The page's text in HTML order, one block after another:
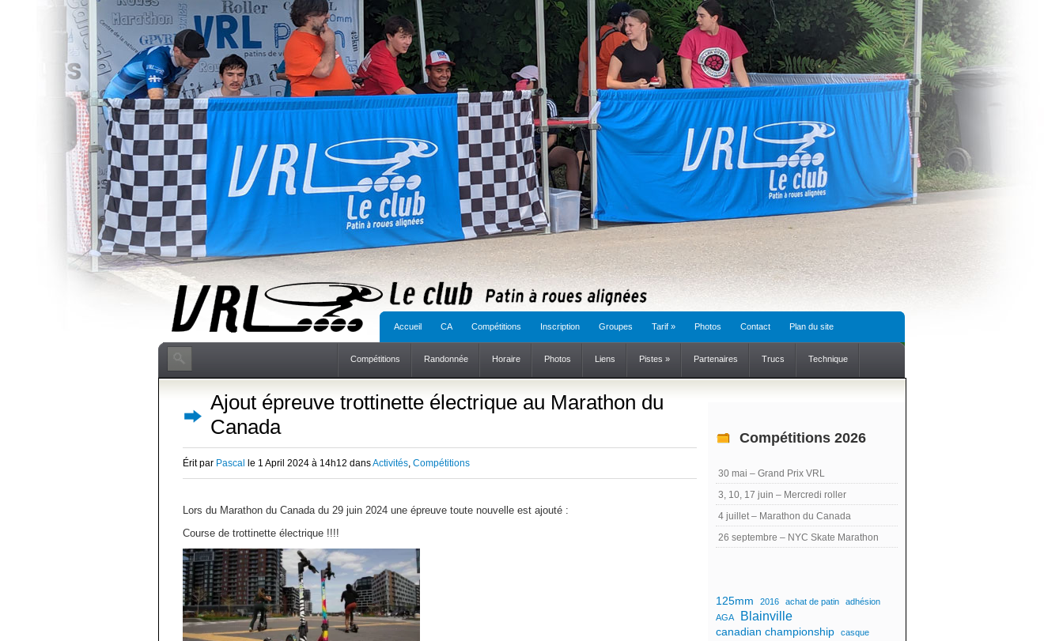
Accueil CA Compétitions Inscription Groupes Tarif » Photos Contact Plan du site
Compétitions Randonnée Horaire Photos Liens Pistes » Partenaires Trucs Technique
Ajout épreuve trottinette électrique au Marathon du
Canada
Érit par Pascal le 1 April 2024 à 14h12 dansActivités, Compétitions
Lors du Marathon du Canada du 29 juin 2024 une épreuve toute nouvelle est ajouté :
Course de trottinette électrique !!!!
Compétitions 2026
30 mai – Grand Prix VRL
3, 10, 17 juin – Mercredi roller
4 juillet – Marathon du Canada
26 septembre – NYC Skate Marathon
125mm 2016 achat de patin
adhésion
AGA
Blainville
canadian championship
casque